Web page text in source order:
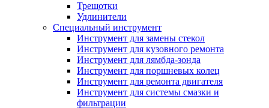
Трещотки
Удлинители
Специальный инструмент
Инструмент для замены стекол
Инструмент для кузовного ремонта
Инструмент для лямбда-зонда
Инструмент для поршневых колец
Инструмент для ремонта двигателя
Инструмент для системы смазки и
фильтрации